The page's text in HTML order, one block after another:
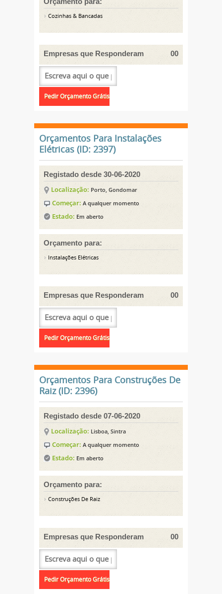
Cozinhas & Bancadas
Empresas que Responderam 00
Orçamentos Para Instalações
Elétricas (ID: 2397)
Registado desde 30-06-2020
Localização: Porto, Gondomar
Começar: A qualquer momento
Estado: Em aberto
Orçamento para:
Instalações Elétricas
Empresas que Responderam 00
Orçamentos Para Construções De
Raiz (ID: 2396)
Registado desde 07-06-2020
Localização: Lisboa, Sintra
Começar: A qualquer momento
Estado: Em aberto
Orçamento para:
Construções De Raiz
Empresas que Responderam 00